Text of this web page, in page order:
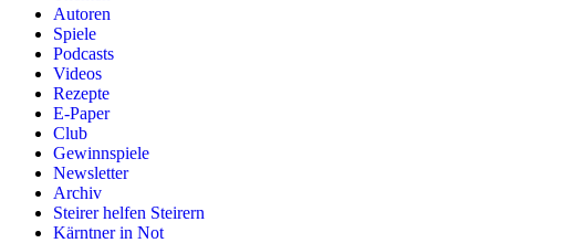
Autoren
Spiele
Podcasts
Videos
Rezepte
E-Paper
Club
Gewinnspiele
Newsletter
Archiv
Steirer helfen Steirern
Kärntner in Not